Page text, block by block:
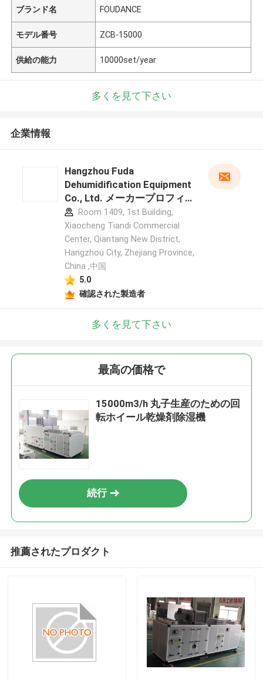
ブランド名 FOUDANCE
モデル番号 ZCB-15000
供給の能力 10000set/year
多くを見て下さい
企業情報
Hangzhou Fuda
Dehumidification Equipment
Co., Ltd. メーカープロフィ
ールRoom 1409, 1st Building,
Xiaocheng Tiandi Commercial
Center, Qiantang New District,
Hangzhou City, Zhejiang Province,
China ,中国
5.0
確認された製造者
多くを見て下さい
最高の価格で
15000m3/h 丸子生産のための回
転ホイール乾燥剤除湿機
続行
推薦されたプロダクト